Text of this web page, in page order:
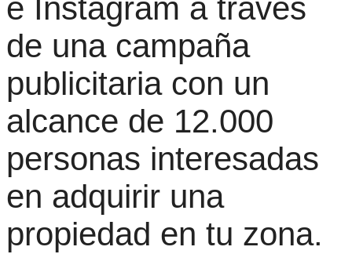
e Instagram a través
de una campaña
publicitaria con un
alcance de 12.000
personas interesadas
en adquirir una
propiedad en tu zona.